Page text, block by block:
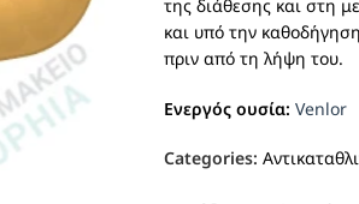
της διάθεσης και στη
και υπό την
πριν από τη λήψη του.
Ενεργός ουσία:Venlor
Categories: